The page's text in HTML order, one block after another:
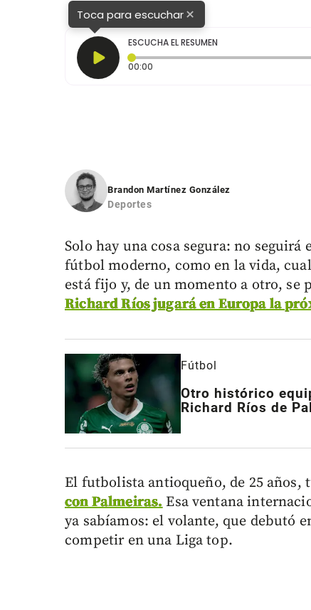
Toca para escuchar×
ESCUCHA EL RESUMEN
00:00
Brandon Martínez González
Deportes
Solo hay una cosa segura: no
fútbol moderno, como en la vida,
está fijo y, de un momento a otro, se
Richard Ríos jugará en Europa la
Fútbol
Otro histórico
Richard Ríos de
El futbolista antioqueño, de 25 años,
con Palmeiras.Esa ventana
ya sabíamos: el volante, que debutó
competir en una Liga top.